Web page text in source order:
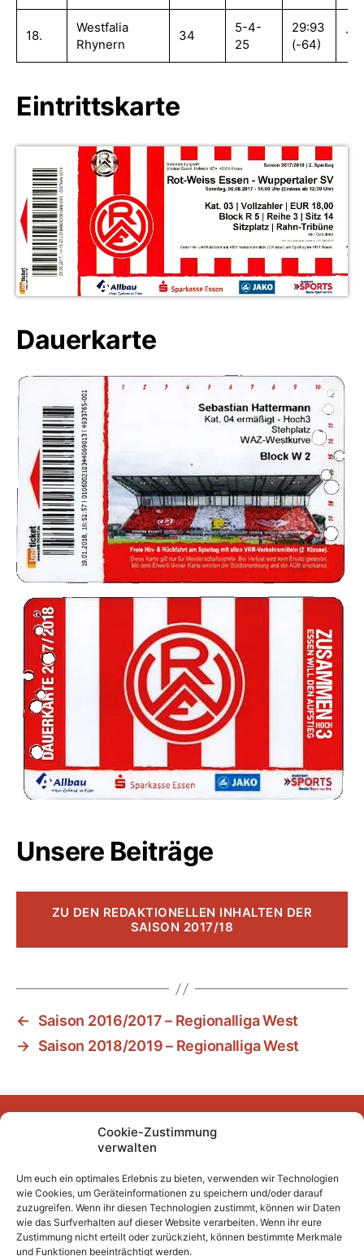
Cookie-Zustimmung
verwalten
Um euch ein optimales Erlebnis zu bieten, verwenden wir Technologien
wie Cookies, um Geräteinformationen zu speichern und/oder darauf
zuzugreifen. Wenn ihr diesen Technologien zustimmt, können wir Daten
wie das Surfverhalten auf dieser Website verarbeiten. Wenn ihr eure
Zustimmung nicht erteilt oder zurückzieht, können bestimmte Merkmale
und Funktionen beeinträchtigt werden.
18.
Westfalia
Rhynern
34
5-4-
25
29:93
(-64)
19
Eintrittskarte
Dauerkarte
Unsere Beiträge
ZU DEN REDAKTIONELLEN INHALTEN DER
SAISON 2017/18
←
Saison 2016/2017 – Regionalliga West
→ Saison 2018/2019 – Regionalliga West
FacebookInstagram
YouTubeMastodonBluesky
Unser Archiv
Kurze Fuffzehn